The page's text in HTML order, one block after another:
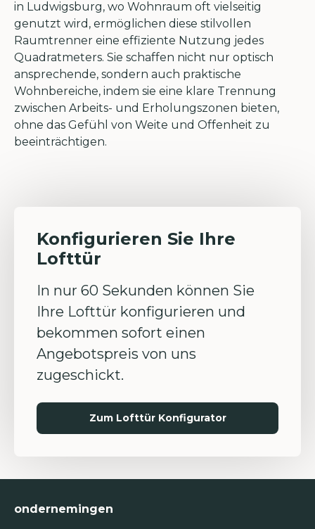
in Ludwigsburg, wo Wohnraum oft vielseitig
genutzt wird, ermöglichen diese stilvollen
Raumtrenner eine effiziente Nutzung jedes
Quadratmeters. Sie schaffen nicht nur optisch
ansprechende, sondern auch praktische
Wohnbereiche, indem sie eine klare Trennung
zwischen Arbeits- und Erholungszonen bieten,
ohne das Gefühl von Weite und Offenheit zu
beeinträchtigen.
Konfigurieren Sie Ihre
Lofttür
In nur 60 Sekunden können Sie
Ihre Lofttür konfigurieren und
bekommen sofort einen
Angebotspreis von uns
zugeschickt.
Zum Lofttür Konfigurator
ondernemingen